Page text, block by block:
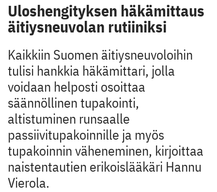
Uloshengityksen häkämittaus
äitiysneuvolan rutiiniksi
Kaikkiin Suomen äitiysneuvoloihin
tulisi hankkia häkämittari, jolla
voidaan helposti osoittaa
säännöllinen tupakointi,
altistuminen runsaalle
passiivitupakoinnille ja myös
tupakoinnin väheneminen, kirjoittaa
naistentautien erikoislääkäri Hannu
Vierola.